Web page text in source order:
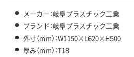
メーカー：岐阜プラスチック工業
ブランド：岐阜プラスチック工業
外寸（mm）：W1150×L620×H500
厚み（mm）：T18